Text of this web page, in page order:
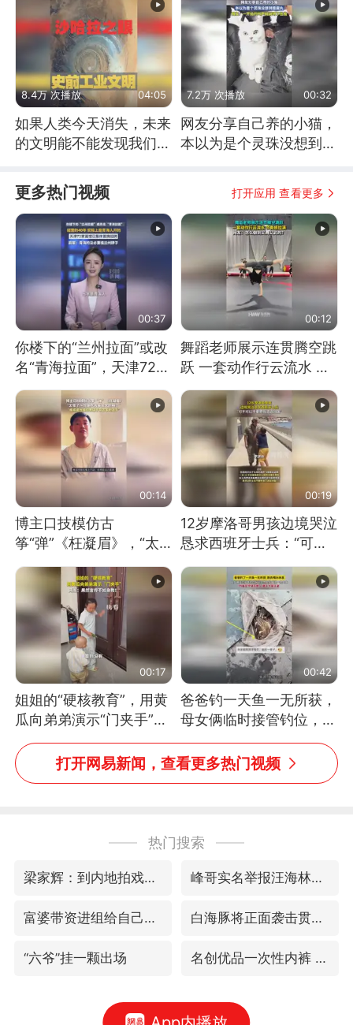
8.4万 次播放 04:05
如果人类今天消失，未来
的文明能不能发现我们存
7.2万 次播放 00:32
网友分享自己养的小猫，
本以为是个灵珠没想到是
更多热门视频 打开应用 查看更多
00:37
你楼下的“兰州拉面”或改
名“青海拉面”，天津72家
面馆已集体更换招牌
00:12
舞蹈老师展示连贯腾空跳
跃 一套动作行云流水 节
奏感拉满 网友：怎么做
到又舞又武的？
00:14
博主口技模仿古
筝“弹”《枉凝眉》，“太
像了～你是吃古筝长大的
吗？”“或将成为首位考级
不带古筝的选手。”（来
源：新华每日电讯）
00:19
12岁摩洛哥男孩边境哭泣
恳求西班牙士兵：“可不
可以不要把我遣返回国”
00:17
姐姐的“硬核教育”，用黄
瓜向弟弟演示“门夹手”，
网友：果然言传不如身
教！
00:42
爸爸钓一天鱼一无所获，
母女俩临时接管钓位，用
玩具鱼竿钓上大鱼
打开网易新闻，查看更多热门视频
热门搜索
梁家辉：到内地拍戏不是北上是回归 峰哥实名举报汪海林偷税漏税
富婆带资进组给自己硬加60多场吻戏 白海豚将正面袭击贯穿浙江
“六爷”挂一颗出场 名创优品一次性内裤 颜面尽失